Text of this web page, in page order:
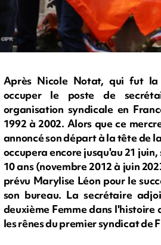
Après Nicole Notat, qui fut la
occuper le poste de
organisation syndicale en
1992 à 2002. Alors que ce
annoncé son départ à la tête de
occupera encore jusqu'au 21 juin,
10 ans (novembre 2012 à juin
prévu Marylise Léon pour le
son bureau. La secrétaire
deuxième Femme dans l'histoire
les rênes du premier syndicat de